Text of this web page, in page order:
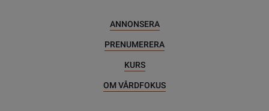
ANNONSERA
PRENUMERERA
KURS
OM VÅRDFOKUS